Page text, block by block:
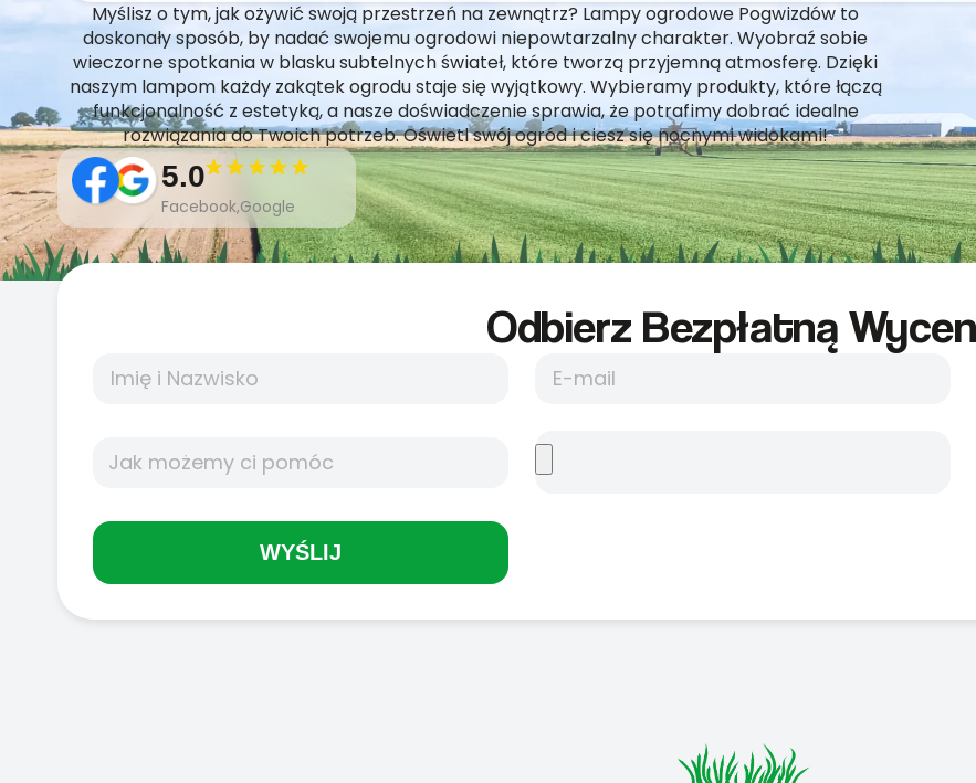
Myślisz o tym, jak ożywić swoją przestrzeń na zewnątrz? Lampy ogrodowe Pogwizdów to
doskonały sposób, by nadać swojemu ogrodowi niepowtarzalny charakter. Wyobraź sobie
wieczorne spotkania w blasku subtelnych świateł, które tworzą przyjemną atmosferę. Dzięki
naszym lampom każdy zakątek ogrodu staje się wyjątkowy. Wybieramy produkty, które łączą
funkcjonalność z estetyką, a nasze doświadczenie sprawia, że potrafimy dobrać idealne
rozwiązania do Twoich potrzeb. Oświetl swój ogród i ciesz się nocnymi widokami!
5.0
Facebook,Google
Odbierz Bezpłatną
WYŚLIJ